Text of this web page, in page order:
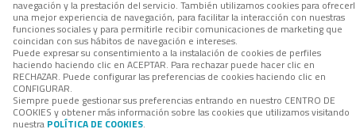
navegación y la prestación del servicio. También utilizamos cookies para
una mejor experiencia de navegación, para facilitar la interacción con nuestras
funciones sociales y para permitirle recibir comunicaciones de marketing que
coincidan con sus hábitos de navegación e intereses.
Puede expresar su consentimiento a la instalación de cookies de perfiles
haciendo haciendo clic en ACEPTAR. Para rechazar puede hacer clic en
RECHAZAR. Puede configurar las preferencias de cookies haciendo clic en
CONFIGURAR.
Siempre puede gestionar sus preferencias entrando en nuestro CENTRO DE
COOKIES y obtener más información sobre las cookies que utilizamos visitando
nuestra POLÍTICA DE COOKIES.
COPIAR ENLACE